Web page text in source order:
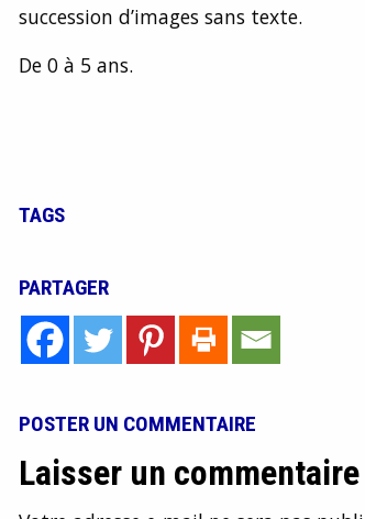
succession d’images sans texte.
De 0 à 5 ans.
TAGS
PARTAGER
POSTER UN COMMENTAIRE
Laisser un commentaire